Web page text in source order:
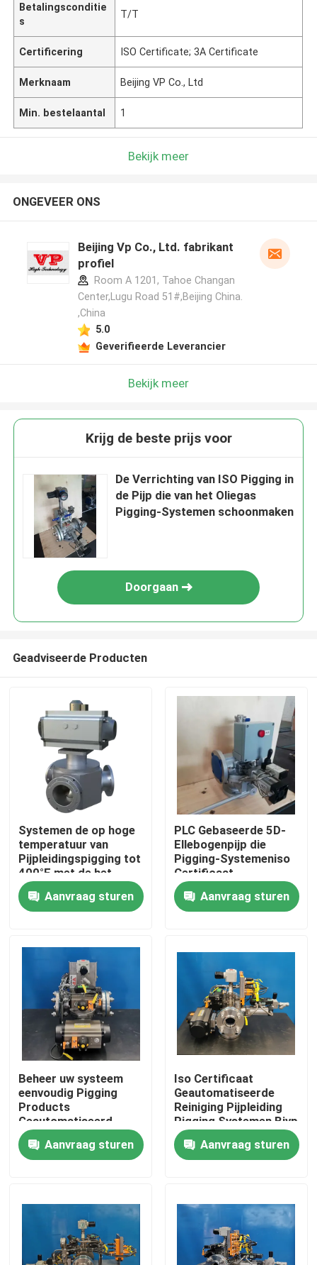
Huis
Producten
Ongeveer ons
Fabrieksreis
Kwaliteitscontrole
Contacteer ons
Verzoek om een Citaat
Betalingsconditie
s
T/T
Certificering ISO Certificate; 3A Certificate
Merknaam Beijing VP Co., Ltd
Min. bestelaantal 1
Bekijk meer
ONGEVEER ONS
Beijing Vp Co., Ltd. fabrikant
profiel
Room A 1201, Tahoe Changan
Center,Lugu Road 51#,Beijing China.
,China
5.0
Geverifieerde Leverancier
Bekijk meer
Krijg de beste prijs voor
De Verrichting van ISO Pigging in
de Pijp die van het Oliegas
Pigging-Systemen schoonmaken
Doorgaan
Geadviseerde Producten
Systemen de op hoge
temperatuur van
Pijpleidingspigging tot
400°F met de het
Veelvoudige Type en
Meetkunde van
Pigging
Aanvraag sturen
PLC Gebaseerde 5D-
Ellebogenpijp die
Pigging-Systemeniso
Certificaat
schoonmaken
Aanvraag sturen
Beheer uw systeem
eenvoudig Pigging
Products
Geautomatiseerd
varkenssysteem Bjvp
Aanvraag sturen
Iso Certificaat
Geautomatiseerde
Reiniging Pijpleiding
Pigging Systemen Bjvp
Aanvraag sturen